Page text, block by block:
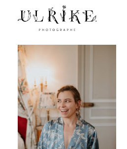
A PROPOS
PORTFOLIO